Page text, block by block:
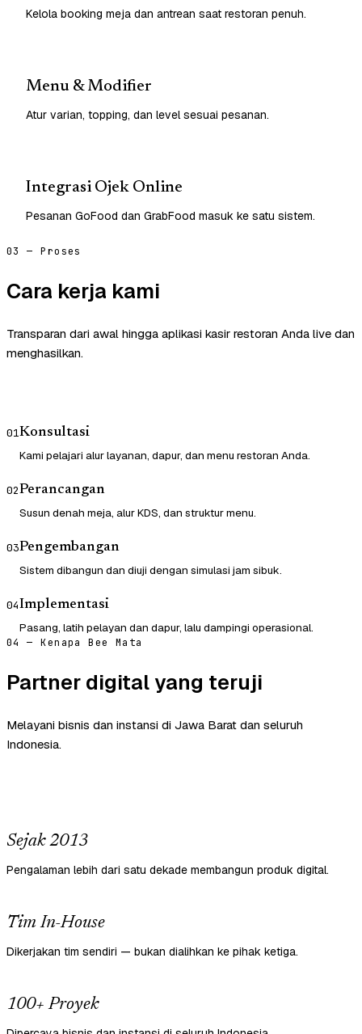
Kelola booking meja dan antrean saat restoran penuh.
Menu & Modifier
Atur varian, topping, dan level sesuai pesanan.
Integrasi Ojek Online
Pesanan GoFood dan GrabFood masuk ke satu sistem.
03 — Proses
Cara kerja kami
Transparan dari awal hingga aplikasi kasir restoran Anda live dan
menghasilkan.
01Konsultasi
Kami pelajari alur layanan, dapur, dan menu restoran Anda.
02Perancangan
Susun denah meja, alur KDS, dan struktur menu.
03Pengembangan
Sistem dibangun dan diuji dengan simulasi jam sibuk.
04Implementasi
Pasang, latih pelayan dan dapur, lalu dampingi operasional.
04 — Kenapa Bee Mata
Partner digital yang teruji
Melayani bisnis dan instansi di Jawa Barat dan seluruh
Indonesia.
Sejak 2013
Pengalaman lebih dari satu dekade membangun produk digital.
Tim In-House
Dikerjakan tim sendiri — bukan dialihkan ke pihak ketiga.
100+ Proyek